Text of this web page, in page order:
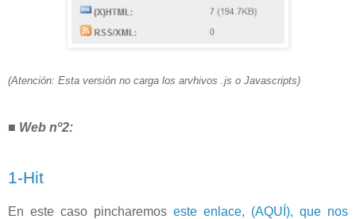
(Atención: Esta versión no carga los arvhivos .js o Javascripts)
■ Web nº2:
1-Hit
En este caso pincharemos este enlace, (AQUÍ), que nos